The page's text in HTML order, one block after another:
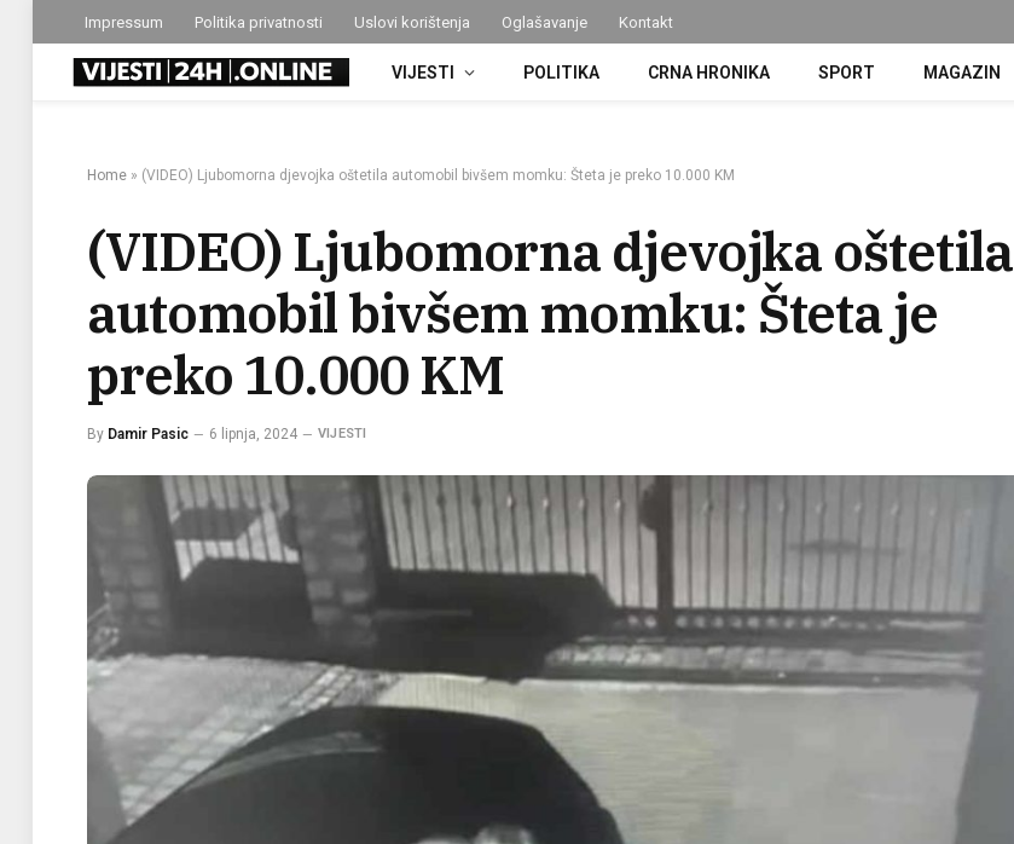
Impressum Politika privatnosti Uslovi korištenja Oglašavanje Kontakt
VIJESTI POLITIKA CRNA HRONIKA SPORT MAGAZIN
Home » (VIDEO) Ljubomorna djevojka oštetila automobil bivšem momku: Šteta je preko 10.000 KM
(VIDEO) Ljubomorna djevojka oštetila
automobil bivšem momku: Šteta je
preko 10.000 KM
By Damir Pasic 6 lipnja, 2024 VIJESTI